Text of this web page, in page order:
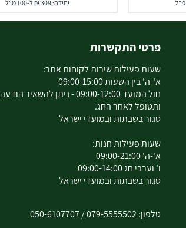
יחידה: 309 ₪ ל-100 מ"ל
פרטי התקשרות
שעות פעילות שירות לקוחות אתר:
א'-ה' בין השעות 09:00-15:00
חול המועד 09:00-12:00 - ניתן להשאיר הודעה
ותטופל לאחר החג.
סגור בשבתות ובמועדי ישראל
שעות פעילות חנות:
א'-ה' 09:00-21:00
ו' וערבי חג 09:00-14:00
סגור בשבתות ובמועדי ישראל
טלפון:079-5555502
/
050-6107707